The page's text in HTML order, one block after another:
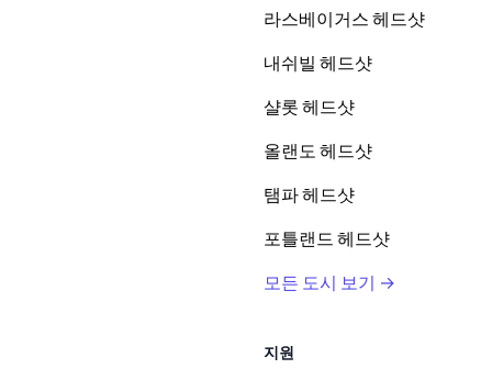
라스베이거스 헤드샷
내쉬빌 헤드샷
샬롯 헤드샷
올랜도 헤드샷
탬파 헤드샷
포틀랜드 헤드샷
모든 도시 보기 →
지원